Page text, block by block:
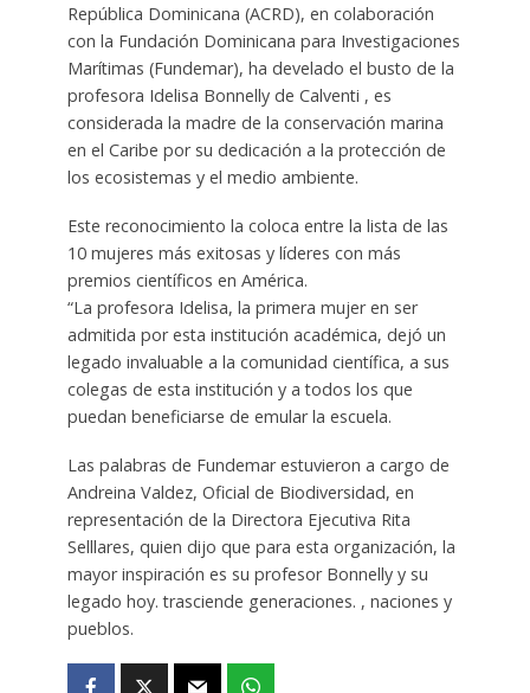
República Dominicana (ACRD), en colaboración
con la Fundación Dominicana para Investigaciones
Marítimas (Fundemar), ha develado el busto de la
profesora Idelisa Bonnelly de Calventi , es
considerada la madre de la conservación marina
en el Caribe por su dedicación a la protección de
los ecosistemas y el medio ambiente.
Este reconocimiento la coloca entre la lista de las
10 mujeres más exitosas y líderes con más
premios científicos en América.
“La profesora Idelisa, la primera mujer en ser
admitida por esta institución académica, dejó un
legado invaluable a la comunidad científica, a sus
colegas de esta institución y a todos los que
puedan beneficiarse de emular la escuela.
Las palabras de Fundemar estuvieron a cargo de
Andreina Valdez, Oficial de Biodiversidad, en
representación de la Directora Ejecutiva Rita
Selllares, quien dijo que para esta organización, la
mayor inspiración es su profesor Bonnelly y su
legado hoy. trasciende generaciones. , naciones y
pueblos.